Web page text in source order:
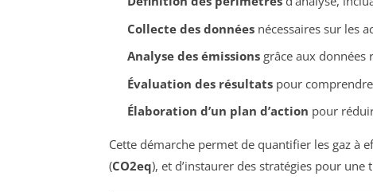
Collecte des donnéesnécessaires sur les
Analyse des émissionsgrâce aux données
Évaluation des résultatspour comprendre
Élaboration d’un plan d’action pour
Cette démarche permet de quantifier les gaz à
(CO2eq), et d’instaurer des stratégies pour